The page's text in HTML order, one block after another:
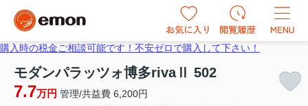
購入時の税金ご相談可能です！不安ゼロで購入して下さい！
モダンパラッツォ博多rivaⅡ 502
7.7万円 管理/共益費 6,200円